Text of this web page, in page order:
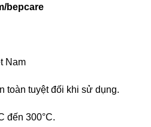
bepcare
Nam
toàn tuyệt đối khi sử dụng.
đến 300°C.